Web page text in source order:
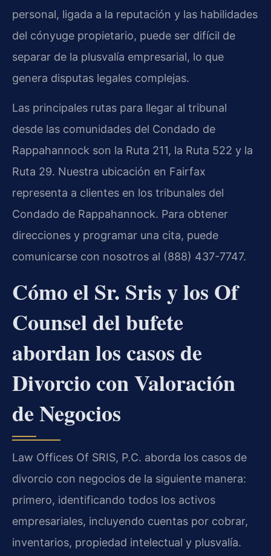
personal, ligada a la reputación y las habilidades
del cónyuge propietario, puede ser difícil de
separar de la plusvalía empresarial, lo que
genera disputas legales complejas.
Las principales rutas para llegar al tribunal
desde las comunidades del Condado de
Rappahannock son la Ruta 211, la Ruta 522 y la
Ruta 29. Nuestra ubicación en Fairfax
representa a clientes en los tribunales del
Condado de Rappahannock. Para obtener
direcciones y programar una cita, puede
comunicarse con nosotros al (888) 437-7747.
Cómo el Sr. Sris y los Of
Counsel del bufete
abordan los casos de
Divorcio con Valoración
de Negocios
Law Offices Of SRIS, P.C. aborda los casos de
divorcio con negocios de la siguiente manera:
primero, identificando todos los activos
empresariales, incluyendo cuentas por cobrar,
inventarios, propiedad intelectual y plusvalía.